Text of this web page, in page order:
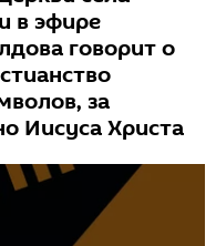
в эфире
говорит о
за
Иисуса Христа